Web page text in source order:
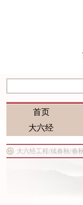
首页
大六经
大六经工程/续春秋/春